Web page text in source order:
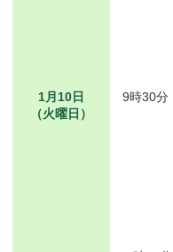
1月10日
（火曜日）
9時30分